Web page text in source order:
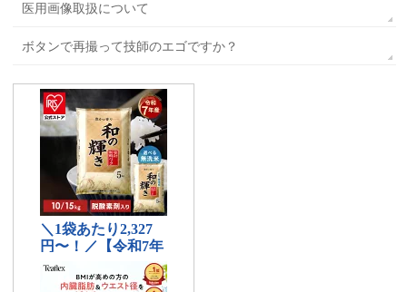
医用画像取扱について
ボタンで再撮って技師のエゴですか？